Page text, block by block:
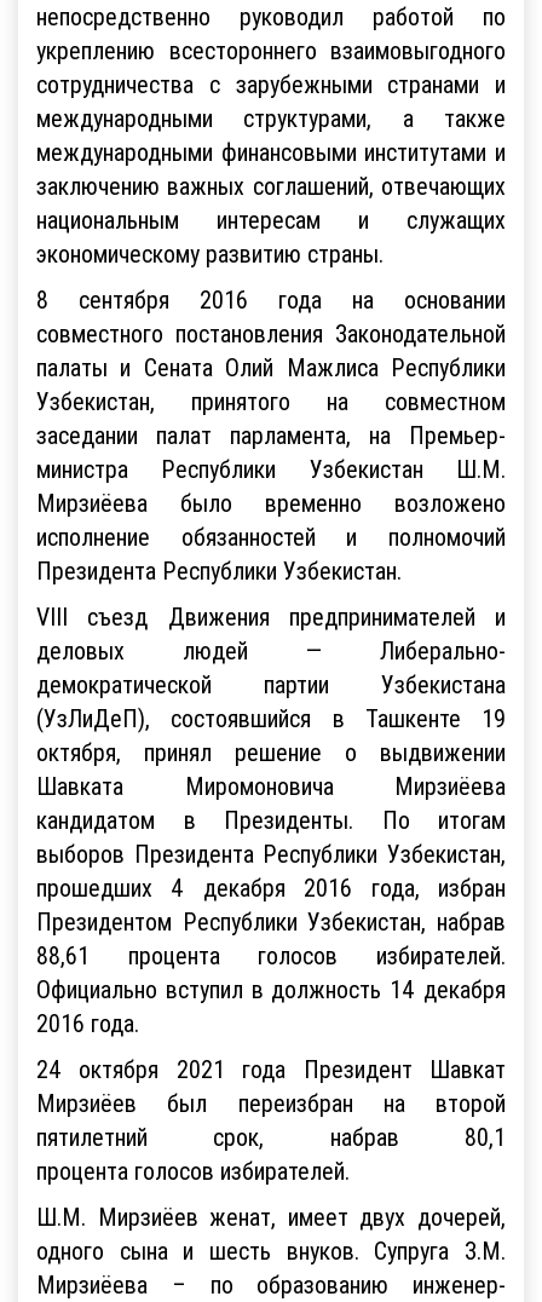
непосредственно руководил работой по
укреплению всестороннего взаимовыгодного
сотрудничества с зарубежными странами и
международными структурами, а также
международными финансовыми институтами и
заключению важных соглашений, отвечающих
национальным интересам и служащих
экономическому развитию страны.
8 сентября 2016 года на основании
совместного постановления Законодательной
палаты и Сената Олий Мажлиса Республики
Узбекистан, принятого на совместном
заседании палат парламента, на Премьер-
министра Республики Узбекистан Ш.М.
Мирзиёева было временно возложено
исполнение обязанностей и полномочий
Президента Республики Узбекистан.
VIII съезд Движения предпринимателей и
деловых людей — Либерально-
демократической партии Узбекистана
(УзЛиДеП), состоявшийся в Ташкенте 19
октября, принял решение о выдвижении
Шавката Миромоновича Мирзиёева
кандидатом в Президенты. По итогам
выборов Президента Республики Узбекистан,
прошедших 4 декабря 2016 года, избран
Президентом Республики Узбекистан, набрав
88,61 процента голосов избирателей.
Официально вступил в должность 14 декабря
2016 года.
24 октября 2021 года Президент Шавкат
Мирзиёев был переизбран на второй
пятилетний срок, набрав 80,1
процента голосов избирателей.
Ш.М. Мирзиёев женат, имеет двух дочерей,
одного сына и шесть внуков. Супруга З.М.
Мирзиёева – по образованию инженер-